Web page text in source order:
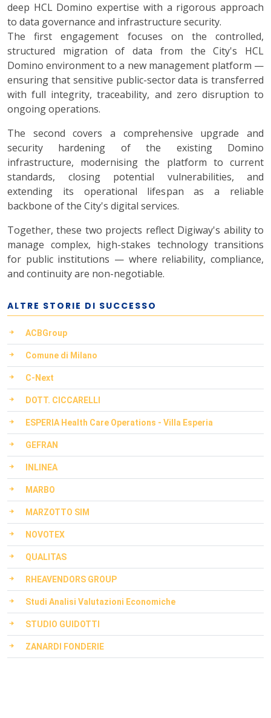
deep HCL Domino expertise with a rigorous approach
to data governance and infrastructure security.
The first engagement focuses on the controlled,
structured migration of data from the City's HCL
Domino environment to a new management platform —
ensuring that sensitive public-sector data is transferred
with full integrity, traceability, and zero disruption to
ongoing operations.
The second covers a comprehensive upgrade and
security hardening of the existing Domino
infrastructure, modernising the platform to current
standards, closing potential vulnerabilities, and
extending its operational lifespan as a reliable
backbone of the City's digital services.
Together, these two projects reflect Digiway's ability to
manage complex, high-stakes technology transitions
for public institutions — where reliability, compliance,
and continuity are non-negotiable.
ALTRE STORIE DI SUCCESSO
ACBGroup
Comune di Milano
C-Next
DOTT. CICCARELLI
ESPERIA Health Care Operations - Villa Esperia
GEFRAN
INLINEA
MARBO
MARZOTTO SIM
NOVOTEX
QUALITAS
RHEAVENDORS GROUP
Studi Analisi Valutazioni Economiche
STUDIO GUIDOTTI
ZANARDI FONDERIE